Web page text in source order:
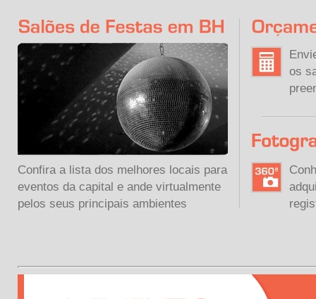
Confira a lista dos melhores locais para
eventos da capital e ande virtualmente
pelos seus principais ambientes
os